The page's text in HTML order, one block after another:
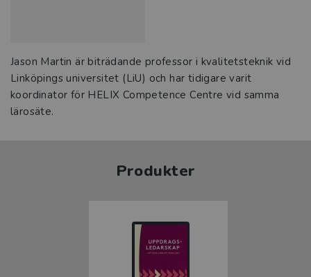
Jason Martin är biträdande professor i kvalitetsteknik vid
Linköpings universitet (LiU) och har tidigare varit
koordinator för HELIX Competence Centre vid samma
lärosäte.
Produkter